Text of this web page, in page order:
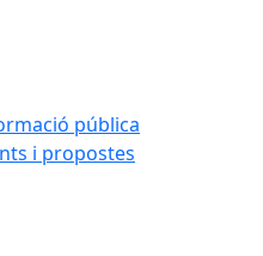
pública
i propostes